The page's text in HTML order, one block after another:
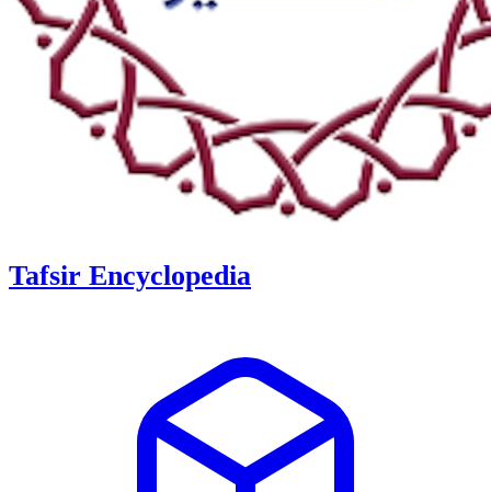
Tafsir Encyclopedia